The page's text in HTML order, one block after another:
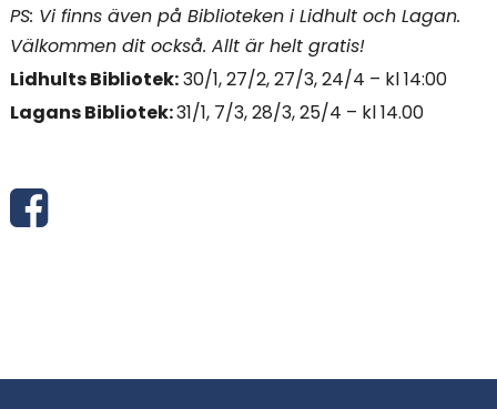
PS: Vi finns även på Biblioteken i Lidhult och Lagan.
Välkommen dit också. Allt är helt gratis!
Lidhults Bibliotek:30/1, 27/2, 27/3, 24/4 – kl 14:00
Lagans Bibliotek:31/1, 7/3, 28/3, 25/4 – kl 14.00
D
v